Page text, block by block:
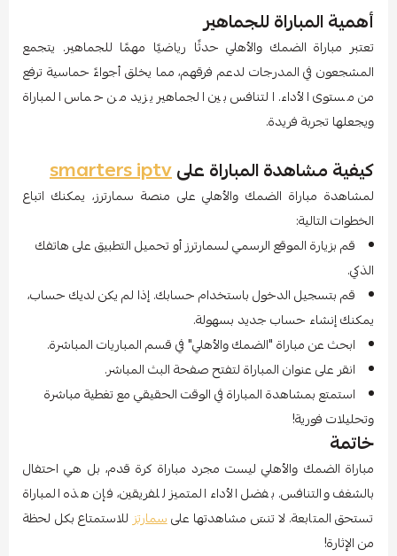
أهمية المباراة للجماهير
تعتبر مباراة الضمك والأهلي حدثًا رياضيًا مهمًا للجماهير. يتجمع
المشجعون في المدرجات لدعم فرقهم، مما يخلق أجواءً حماسية ترفع
من مستوى الأداء. التنافس بين الجماهير يزيد من حماس المباراة
ويجعلها تجربة فريدة.
كيفية مشاهدة المباراة علىsmarters iptv
لمشاهدة مباراة الضمك والأهلي على منصة سمارترز، يمكنك اتباع
الخطوات التالية:
قم بزيارة الموقع الرسمي لسمارترز أو تحميل التطبيق على هاتفك
الذكي.
قم بتسجيل الدخول باستخدام حسابك. إذا لم يكن لديك حساب،
يمكنك إنشاء حساب جديد بسهولة.
ابحث عن مباراة "الضمك والأهلي" في قسم المباريات المباشرة.
انقر على عنوان المباراة لتفتح صفحة البث المباشر.
استمتع بمشاهدة المباراة في الوقت الحقيقي مع تغطية مباشرة
وتحليلات فورية!
خاتمة
مباراة الضمك والأهلي ليست مجرد مباراة كرة قدم، بل هي احتفال
بالشغف والتنافس. بفضل الأداء المتميز للفريقين، فإن هذه المباراة
تستحق المتابعة. لا تنسَ مشاهدتها علىسمارتزللاستمتاع بكل لحظة
من الإثارة!